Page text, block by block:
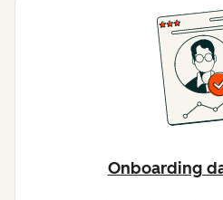
Onboarding